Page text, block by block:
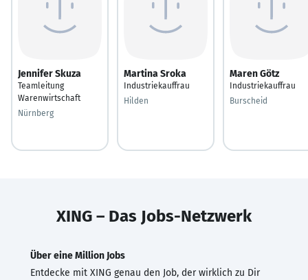
Jennifer Skuza
Teamleitung
Warenwirtschaft
Nürnberg
Martina Sroka
Industriekauffrau
Hilden
Maren Götz
Industriekauffrau
Burscheid
XING – Das Jobs-Netzwerk
Über eine Million Jobs
Entdecke mit XING genau den Job, der wirklich zu Dir